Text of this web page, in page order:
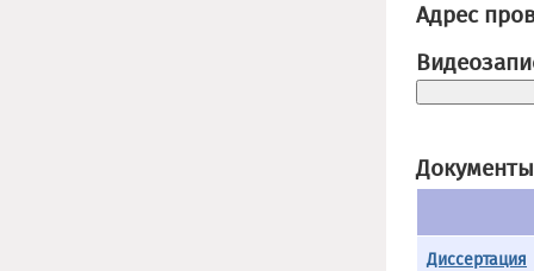
Адрес
Документы
Диссертация